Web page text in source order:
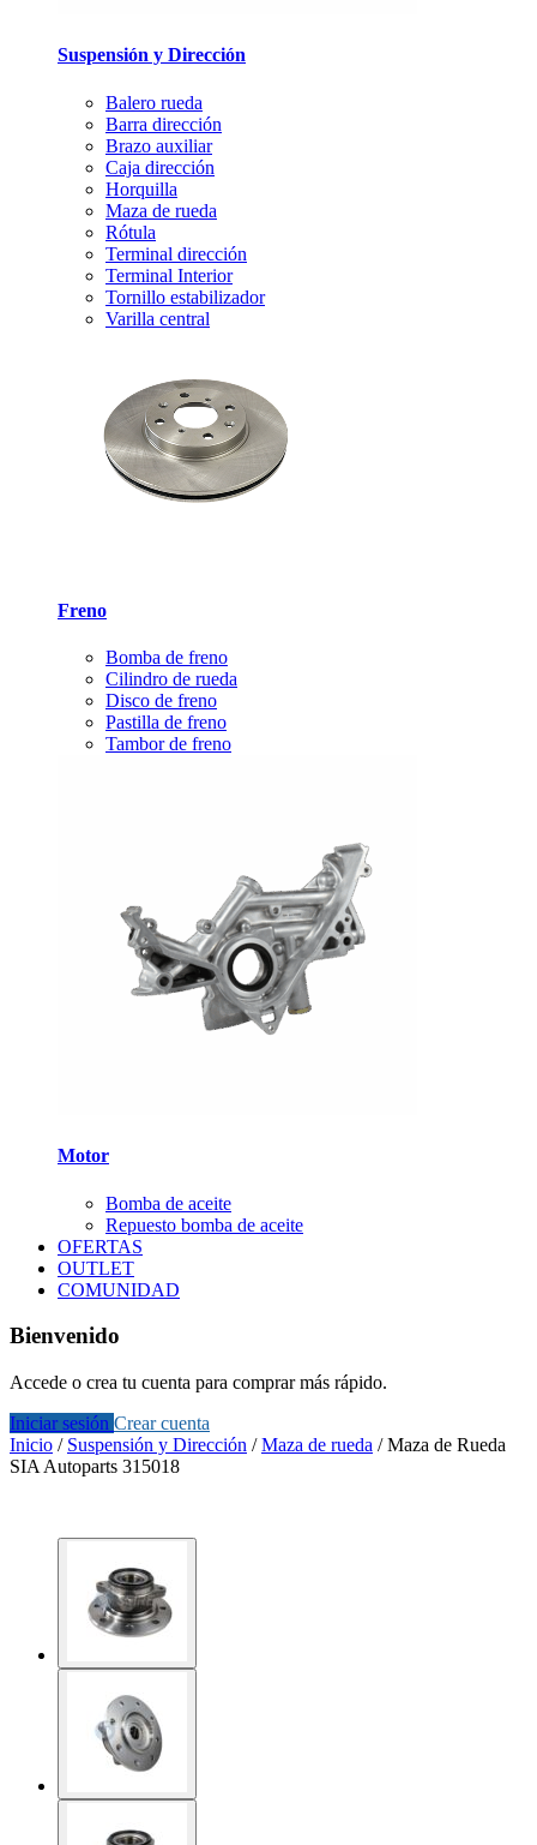
Suspensión y Dirección
Balero rueda
Barra dirección
Brazo auxiliar
Caja dirección
Horquilla
Maza de rueda
Rótula
Terminal dirección
Terminal Interior
Tornillo estabilizador
Varilla central
Freno
Bomba de freno
Cilindro de rueda
Disco de freno
Pastilla de freno
Tambor de freno
Motor
Bomba de aceite
Repuesto bomba de aceite
OFERTAS
OUTLET
COMUNIDAD
Bienvenido
Accede o crea tu cuenta para comprar más rápido.
Iniciar sesión Crear cuenta
Inicio / Suspensión y Dirección /Maza de rueda /Maza de Rueda
SIA Autoparts 315018